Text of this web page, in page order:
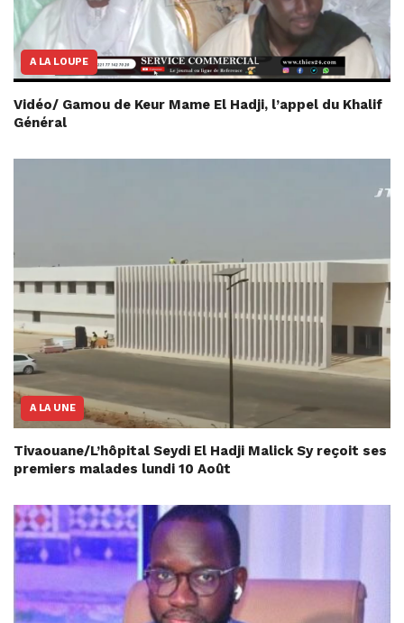
A LA LOUPE
Vidéo/ Gamou de Keur Mame El Hadji, l’appel du Khalif
Général
A LA UNE
Tivaouane/L’hôpital Seydi El Hadji Malick Sy reçoit ses
premiers malades lundi 10 Août